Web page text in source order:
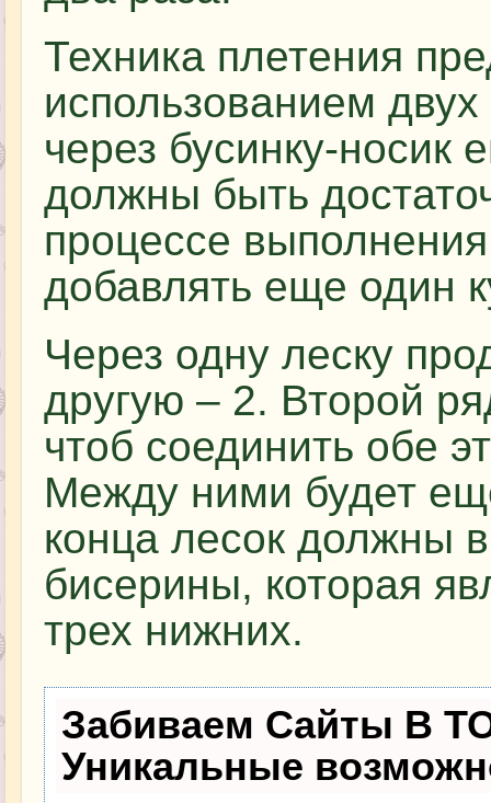
Техника плетения
использованием
через бусинку-носик
должны быть
процессе
добавлять еще один
Через одну леску
другую – 2. Второй
чтоб соединить обе
Между ними будет
конца лесок должны
бисерины, которая
трех нижних.
Забиваем Сайты В
Уникальные